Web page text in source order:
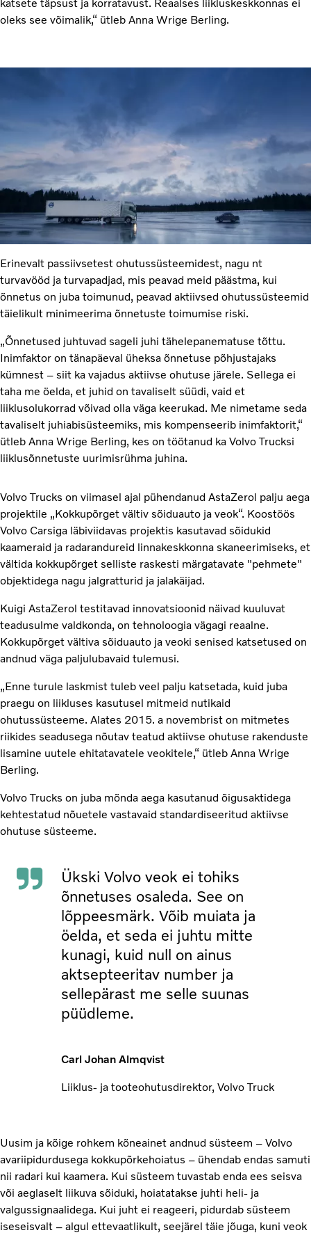
katsete täpsust ja korratavust. Reaalses liikluskeskkonnas ei
oleks see võimalik,“ ütleb Anna Wrige Berling.
Erinevalt passiivsetest ohutussüsteemidest, nagu nt
turvavööd ja turvapadjad, mis peavad meid päästma, kui
õnnetus on juba toimunud, peavad aktiivsed ohutussüsteemid
täielikult minimeerima õnnetuste toimumise riski.
„Õnnetused juhtuvad sageli juhi tähelepanematuse tõttu.
Inimfaktor on tänapäeval üheksa õnnetuse põhjustajaks
kümnest – siit ka vajadus aktiivse ohutuse järele. Sellega ei
taha me öelda, et juhid on tavaliselt süüdi, vaid et
liiklusolukorrad võivad olla väga keerukad. Me nimetame seda
tavaliselt juhiabisüsteemiks, mis kompenseerib inimfaktorit,“
ütleb Anna Wrige Berling, kes on töötanud ka Volvo Trucksi
liiklusõnnetuste uurimisrühma juhina.
Volvo Trucks on viimasel ajal pühendanud AstaZerol palju aega
projektile „Kokkupõrget vältiv sõiduauto ja veok“. Koostöös
Volvo Carsiga läbiviidavas projektis kasutavad sõidukid
kaameraid ja radarandureid linnakeskkonna skaneerimiseks, et
vältida kokkupõrget selliste raskesti märgatavate "pehmete"
objektidega nagu jalgratturid ja jalakäijad.
Kuigi AstaZerol testitavad innovatsioonid näivad kuuluvat
teadusulme valdkonda, on tehnoloogia vägagi reaalne.
Kokkupõrget vältiva sõiduauto ja veoki senised katsetused on
andnud väga paljulubavaid tulemusi.
„Enne turule laskmist tuleb veel palju katsetada, kuid juba
praegu on liikluses kasutusel mitmeid nutikaid
ohutussüsteeme. Alates 2015. a novembrist on mitmetes
riikides seadusega nõutav teatud aktiivse ohutuse rakenduste
lisamine uutele ehitatavatele veokitele,“ ütleb Anna Wrige
Berling.
Volvo Trucks on juba mõnda aega kasutanud õigusaktidega
kehtestatud nõuetele vastavaid standardiseeritud aktiivse
ohutuse süsteeme.
Ükski Volvo veok ei tohiks
õnnetuses osaleda. See on
lõppeesmärk. Võib muiata ja
öelda, et seda ei juhtu mitte
kunagi, kuid null on ainus
aktsepteeritav number ja
sellepärast me selle suunas
püüdleme.
Carl Johan Almqvist
Liiklus- ja tooteohutusdirektor, Volvo Truck
Uusim ja kõige rohkem kõneainet andnud süsteem – Volvo
avariipidurdusega kokkupõrkehoiatus – ühendab endas samuti
nii radari kui kaamera. Kui süsteem tuvastab enda ees seisva
või aeglaselt liikuva sõiduki, hoiatatakse juhti heli- ja
valgussignaalidega. Kui juht ei reageeri, pidurdab süsteem
iseseisvalt – algul ettevaatlikult, seejärel täie jõuga, kuni veok